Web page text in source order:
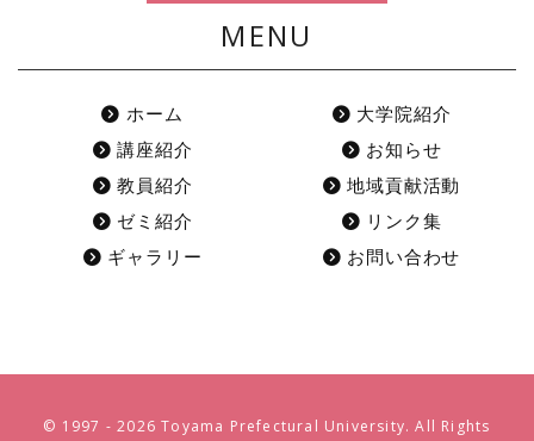
MENU
ホーム
講座紹介
教員紹介
ゼミ紹介
ギャラリー
大学院紹介
お知らせ
地域貢献活動
リンク集
お問い合わせ
© 1997 -2026 Toyama Prefectural University. All Rights